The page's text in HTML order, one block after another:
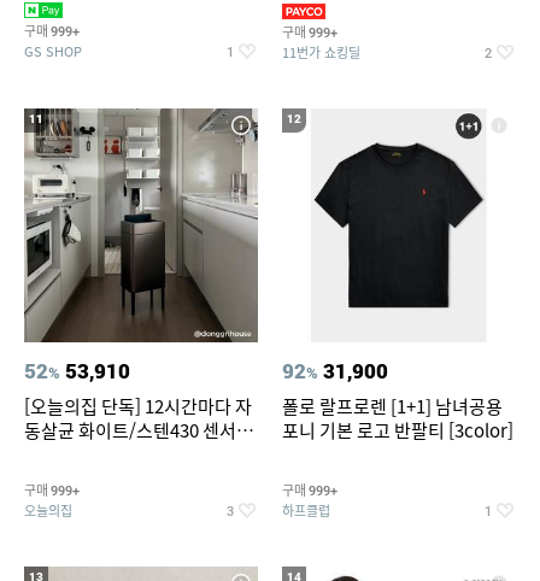
구매 999+
GS SHOP 1
구매 999+
11번가 쇼킹딜 2
11
52% 53,910
[오늘의집 단독] 12시간마다 자
동살균 화이트/스텐430 센서휴
구매 999+
오늘의집 3
12
92% 31,900
폴로 랄프로렌 [1+1] 남녀공용
포니 기본 로고 반팔티 [3color]
구매 999+
하프클럽 1
13 14